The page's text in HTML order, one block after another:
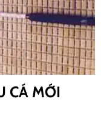
CÁ MỚI